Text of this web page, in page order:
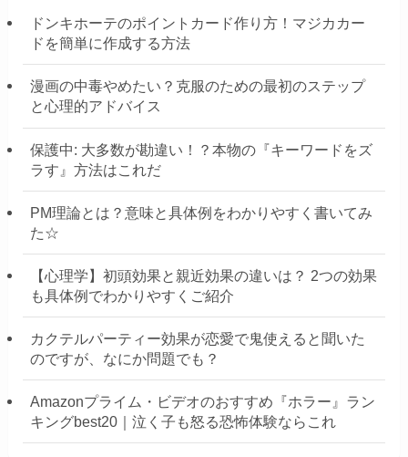
ドンキホーテのポイントカード作り方！マジカカー
ドを簡単に作成する方法
漫画の中毒やめたい？克服のための最初のステップ
と心理的アドバイス
保護中: 大多数が勘違い！？本物の『キーワードをズ
ラす』方法はこれだ
PM理論とは？意味と具体例をわかりやすく書いてみ
た☆
【心理学】初頭効果と親近効果の違いは？ 2つの効果
も具体例でわかりやすくご紹介
カクテルパーティー効果が恋愛で鬼使えると聞いた
のですが、なにか問題でも？
Amazonプライム・ビデオのおすすめ『ホラー』ラン
キングbest20｜泣く子も怒る恐怖体験ならこれ